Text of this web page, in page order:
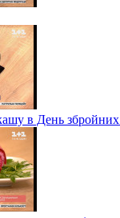
в День